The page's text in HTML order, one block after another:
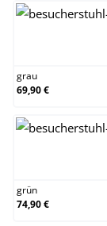
grau
69,90 €
grün
74,90 €